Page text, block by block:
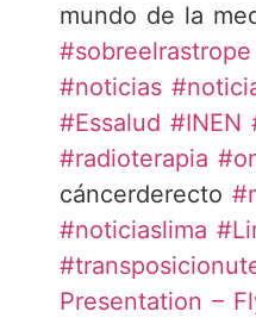
mundo de la
#sobreelrastrope
#noticias
#Essalud #INEN
#radioterapia
cáncerderecto
#noticiaslima
Presentation –